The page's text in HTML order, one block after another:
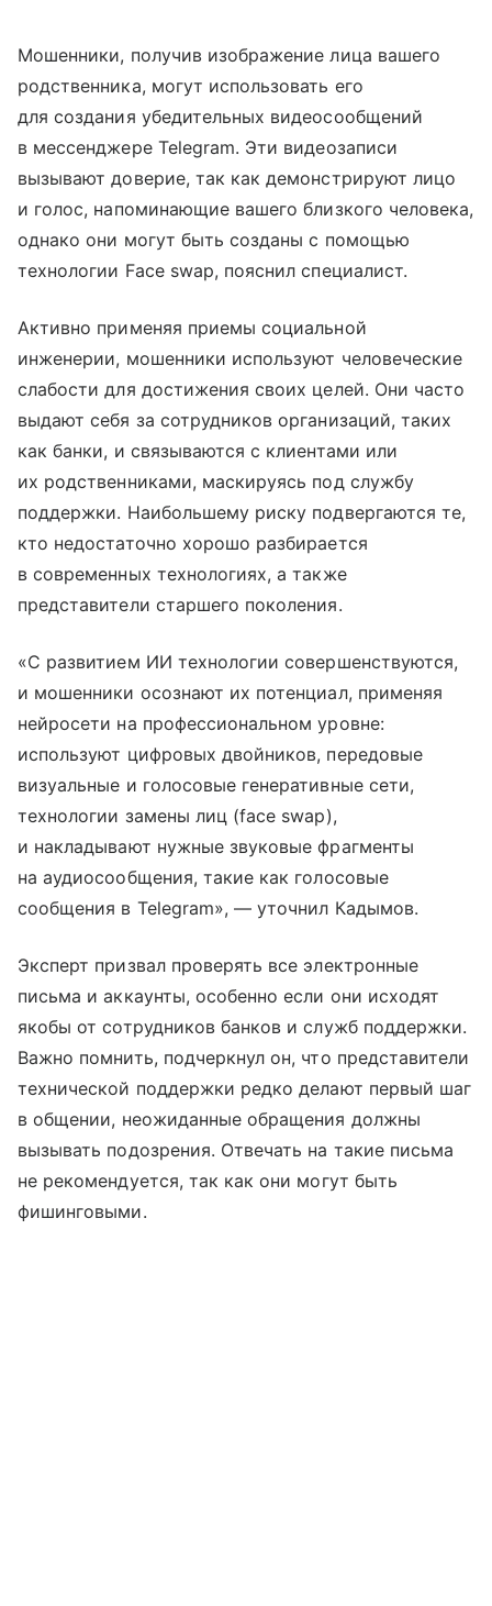
Мошенники, получив изображение лица вашего
родственника, могут использовать его
для создания убедительных видеосообщений
в мессенджере Telegram. Эти видеозаписи
вызывают доверие, так как демонстрируют лицо
и голос, напоминающие вашего близкого человека,
однако они могут быть созданы с помощью
технологии Face swap, пояснил специалист.
Активно применяя приемы социальной
инженерии, мошенники используют человеческие
слабости для достижения своих целей. Они часто
выдают себя за сотрудников организаций, таких
как банки, и связываются с клиентами или
их родственниками, маскируясь под службу
поддержки. Наибольшему риску подвергаются те,
кто недостаточно хорошо разбирается
в современных технологиях, а также
представители старшего поколения.
«С развитием ИИ технологии совершенствуются,
и мошенники осознают их потенциал, применяя
нейросети на профессиональном уровне:
используют цифровых двойников, передовые
визуальные и голосовые генеративные сети,
технологии замены лиц (face swap),
и накладывают нужные звуковые фрагменты
на аудиосообщения, такие как голосовые
сообщения в Telegram», — уточнил Кадымов.
Эксперт призвал проверять все электронные
письма и аккаунты, особенно если они исходят
якобы от сотрудников банков и служб поддержки.
Важно помнить, подчеркнул он, что представители
технической поддержки редко делают первый шаг
в общении, неожиданные обращения должны
вызывать подозрения. Отвечать на такие письма
не рекомендуется, так как они могут быть
фишинговыми.